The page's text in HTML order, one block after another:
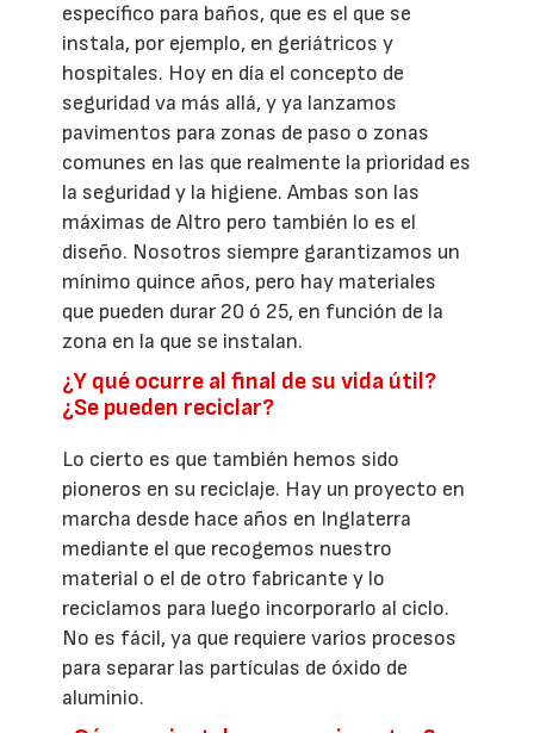
específico para baños, que es el que se
instala, por ejemplo, en geriátricos y
hospitales. Hoy en día el concepto de
seguridad va más allá, y ya lanzamos
pavimentos para zonas de paso o zonas
comunes en las que realmente la prioridad es
la seguridad y la higiene. Ambas son las
máximas de Altro pero también lo es el
diseño. Nosotros siempre garantizamos un
mínimo quince años, pero hay materiales
que pueden durar 20 ó 25, en función de la
zona en la que se instalan.
¿Y qué ocurre al final de su vida útil?
¿Se pueden reciclar?
Lo cierto es que también hemos sido
pioneros en su reciclaje. Hay un proyecto en
marcha desde hace años en Inglaterra
mediante el que recogemos nuestro
material o el de otro fabricante y lo
reciclamos para luego incorporarlo al ciclo.
No es fácil, ya que requiere varios procesos
para separar las partículas de óxido de
aluminio.